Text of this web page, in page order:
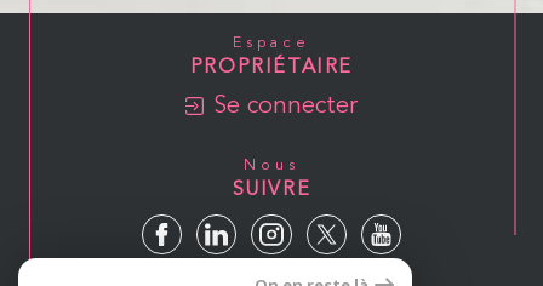
Espace
PROPRIÉTAIRE
Se connecter
Nous
SUIVRE